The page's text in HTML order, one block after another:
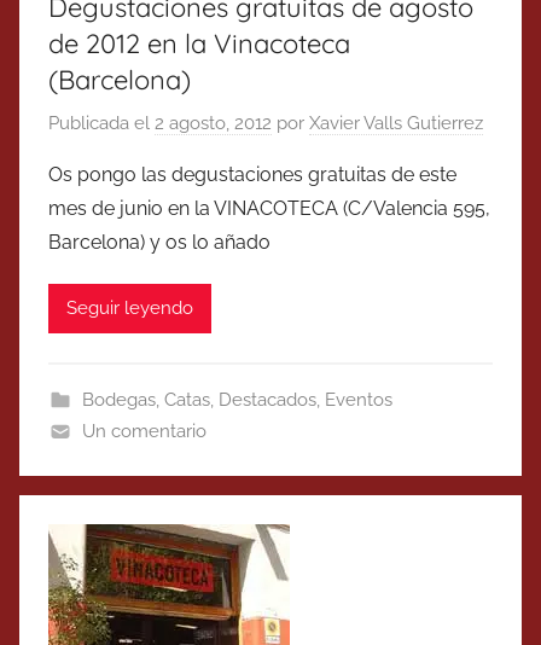
Degustaciones gratuitas de agosto
de 2012 en la Vinacoteca
(Barcelona)
Publicada el 2 agosto, 2012 por Xavier Valls Gutierrez
Os pongo las degustaciones gratuitas de este
mes de junio en la VINACOTECA (C/Valencia 595,
Barcelona) y os lo añado
Seguir leyendo
Bodegas, Catas, Destacados, Eventos
Un comentario